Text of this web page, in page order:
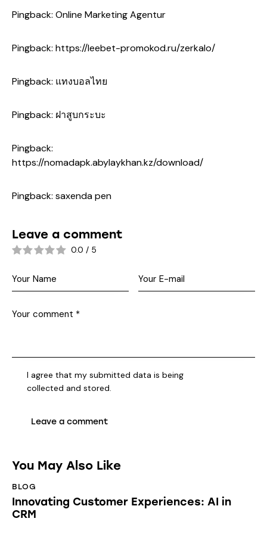
Pingback: Online Marketing Agentur
Pingback: https://leebet-promokod.ru/zerkalo/
Pingback: แทงบอลไทย
Pingback: ฝาสูบกระบะ
Pingback:
https://nomadapk.abylaykhan.kz/download/
Pingback: saxenda pen
Leave a comment
0.0 / 5
I agree that my submitted data is being
collected and stored
You May Also Like
BLOG
Innovating Customer Experiences: AI in
CRM